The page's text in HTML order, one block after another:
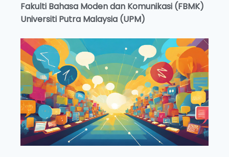
Fakulti Bahasa Moden dan Komunikasi (FBMK)
Universiti Putra Malaysia (UPM)